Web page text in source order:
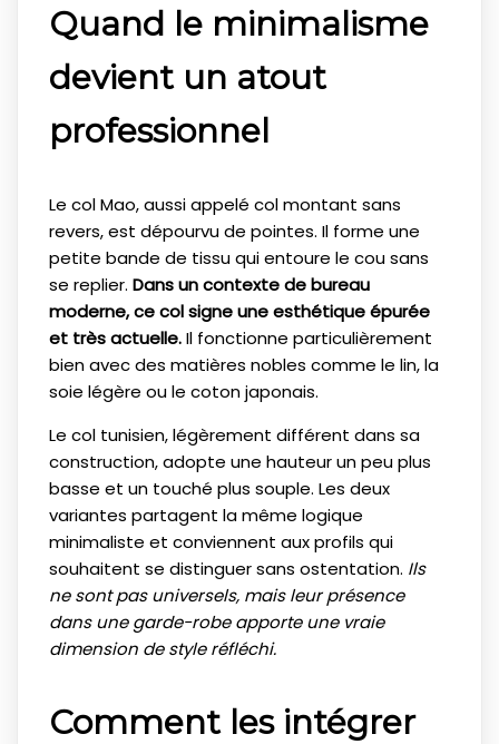
Quand le minimalisme
devient un atout
professionnel
Le col Mao, aussi appelé col montant sans
revers, est dépourvu de pointes. Il forme une
petite bande de tissu qui entoure le cou sans
se replier. Dans un contexte de bureau
moderne, ce col signe une esthétique épurée
et très actuelle.Il fonctionne particulièrement
bien avec des matières nobles comme le lin, la
soie légère ou le coton japonais.
Le col tunisien, légèrement différent dans sa
construction, adopte une hauteur un peu plus
basse et un touché plus souple. Les deux
variantes partagent la même logique
minimaliste et conviennent aux profils qui
souhaitent se distinguer sans ostentation. Ils
ne sont pas universels, mais leur présence
dans une garde-robe apporte une vraie
dimension de style réfléchi.
Comment les intégrer